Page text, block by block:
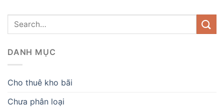
DANH MỤC
Cho thuê kho bãi
Chưa phân loại